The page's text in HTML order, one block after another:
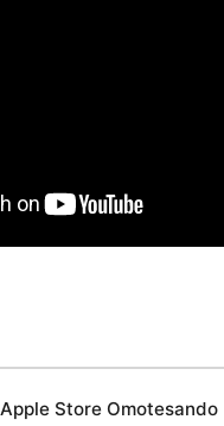
Store Omotesando